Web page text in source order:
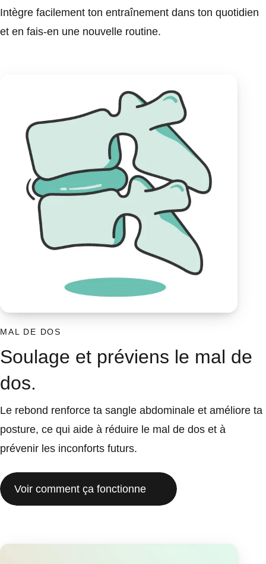
Intègre facilement ton entraînement dans ton quotidien
et en fais-en une nouvelle routine.
MAL DE DOS
Soulage et préviens le mal de
dos.
Le rebond renforce ta sangle abdominale et améliore ta
posture, ce qui aide à réduire le mal de dos et à
prévenir les inconforts futurs.
Voir comment ça fonctionne